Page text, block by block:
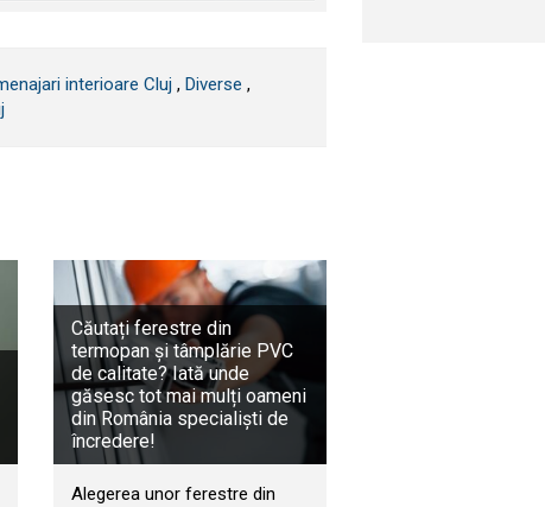
interioare Cluj , Diverse ,
Căutați ferestre din
termopan și tâmplărie PVC
de calitate? Iată unde
găsesc tot mai mulți oameni
din România specialiști de
încredere!
Alegerea unor ferestre din